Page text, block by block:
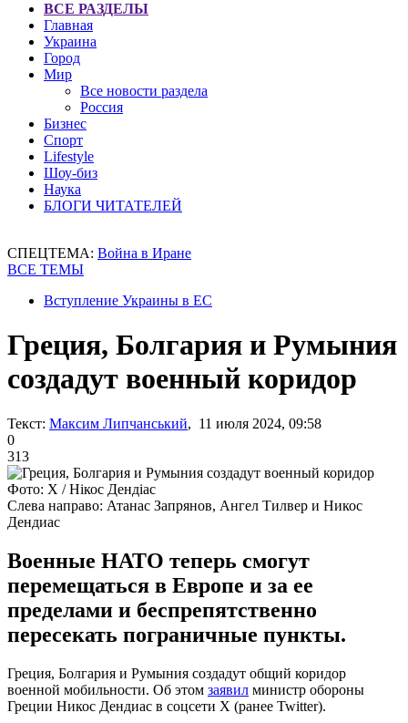
ВСЕ РАЗДЕЛЫ
Главная
Украина
Город
Мир
Все новости раздела
Россия
Бизнес
Спорт
Lifestyle
Шоу-биз
Наука
БЛОГИ ЧИТАТЕЛЕЙ
СПЕЦТЕМА: Война в Иране
ВСЕ ТЕМЫ
Вступление Украины в ЕС
Греция, Болгария и Румыния
создадут военный коридор
Текст: Максим Липчанський, 11 июля 2024, 09:58
0
313
Фото: Х / Нікос Дендіас
Слева направо: Атанас Запрянов, Ангел Тилвер и Никос
Дендиас
Военные НАТО теперь смогут
перемещаться в Европе и за ее
пределами и беспрепятственно
пересекать пограничные пункты.
Греция, Болгария и Румыния создадут общий коридор
военной мобильности. Об этом заявил министр обороны
Греции Никос Дендиас в соцсети Х (ранее Twitter).